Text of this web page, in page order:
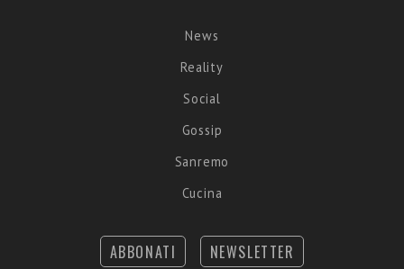
News
Reality
Social
Gossip
Sanremo
Cucina
ABBONATI NEWSLETTER